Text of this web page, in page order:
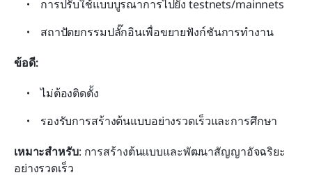
การปรับใช้แบบบูรณาการไปยัง testnets/mainnets
สถาปัตยกรรมปลั๊กอินเพื่อขยายฟังก์ชันการทำงาน
ข้อดี:
ไม่ต้องติดตั้ง
รองรับการสร้างต้นแบบอย่างรวดเร็วและการศึกษา
เหมาะสำหรับ: การสร้างต้นแบบและพัฒนาสัญญาอัจฉริยะ
อย่างรวดเร็ว